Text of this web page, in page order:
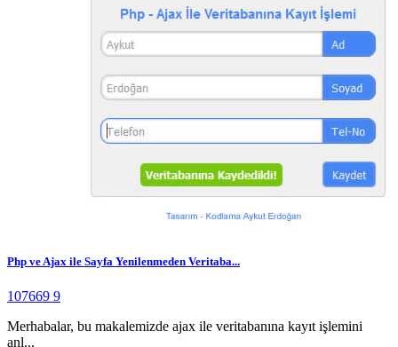
Php ve Ajax ile Sayfa Yenilenmeden Veritaba...
107669 9
Merhabalar, bu makalemizde ajax ile veritabanına kayıt işlemini
anl...